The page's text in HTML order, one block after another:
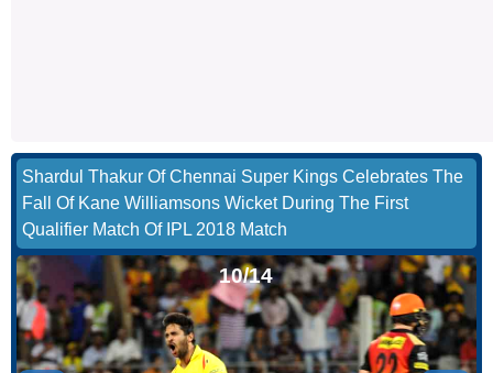
Shardul Thakur Of Chennai Super Kings Celebrates The
Fall Of Kane Williamsons Wicket During The First
Qualifier Match Of IPL 2018 Match
10/14